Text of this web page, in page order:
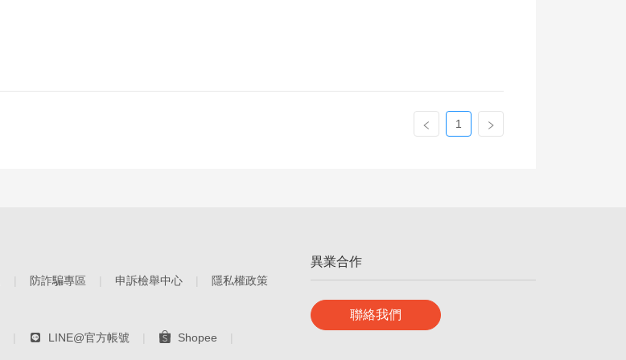
1
防詐騙專區 申訴檢舉中心 隱私權政策
LINE@官方帳號
Shopee
異業合作
聯絡我們